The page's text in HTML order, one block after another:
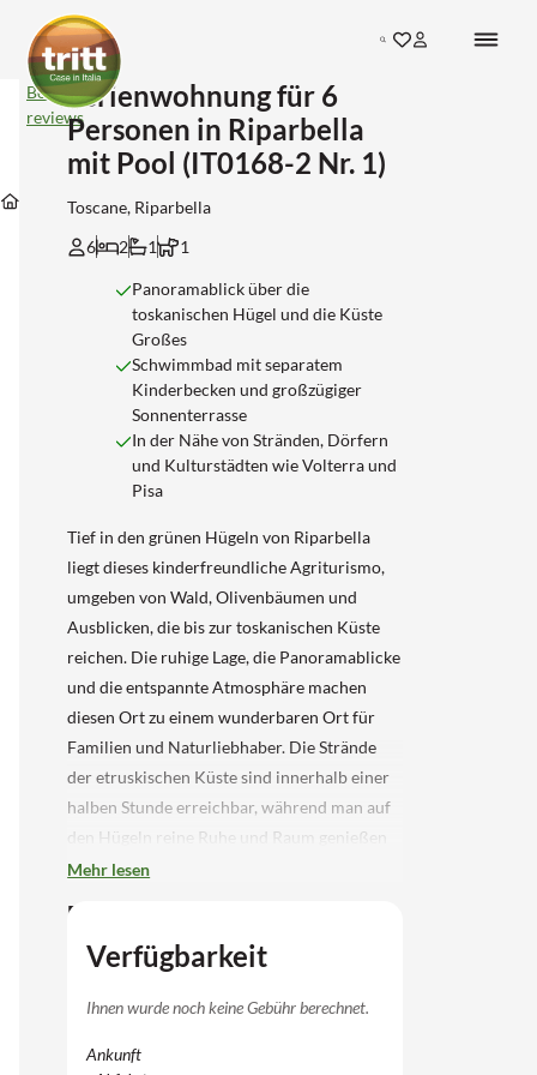
Search
Unterkünfte
in
in
Unterkünfte
in
Riparbella
Ferienwohnung
für
6
Personen
in
mit
Pool
(IT0168-
Nr.
1)
Bekijk
reviews
Ferienwohnung für 6
Personen in Riparbella
mit Pool (IT0168-2 Nr. 1)
Toscane, Riparbella
6
2 1 1
Panoramablick über die
toskanischen Hügel und die Küste
Großes
Schwimmbad mit separatem
Kinderbecken und großzügiger
Sonnenterrasse
In der Nähe von Stränden, Dörfern
und Kulturstädten wie Volterra und
Pisa
Tief in den grünen Hügeln von Riparbella
liegt dieses kinderfreundliche Agriturismo,
umgeben von Wald, Olivenbäumen und
Ausblicken, die bis zur toskanischen Küste
reichen. Die ruhige Lage, die Panoramablicke
und die entspannte Atmosphäre machen
diesen Ort zu einem wunderbaren Ort für
Familien und Naturliebhaber. Die Strände
der etruskischen Küste sind innerhalb einer
halben Stunde erreichbar, während man auf
den Hügeln reine Ruhe und Raum genießen
kann.
Ferienwohnung in Riparbella mit
Schwimmbad
Die geräumige 6-Personen-Wohnung hat
eine schöne, offene Grundrissanlage. Im
einen Satellitenfernseher, einen Safe und
Mehr lesen
Verfügbarkeit
Ihnen wurde noch keine Gebühr berechnet.
Ankunft